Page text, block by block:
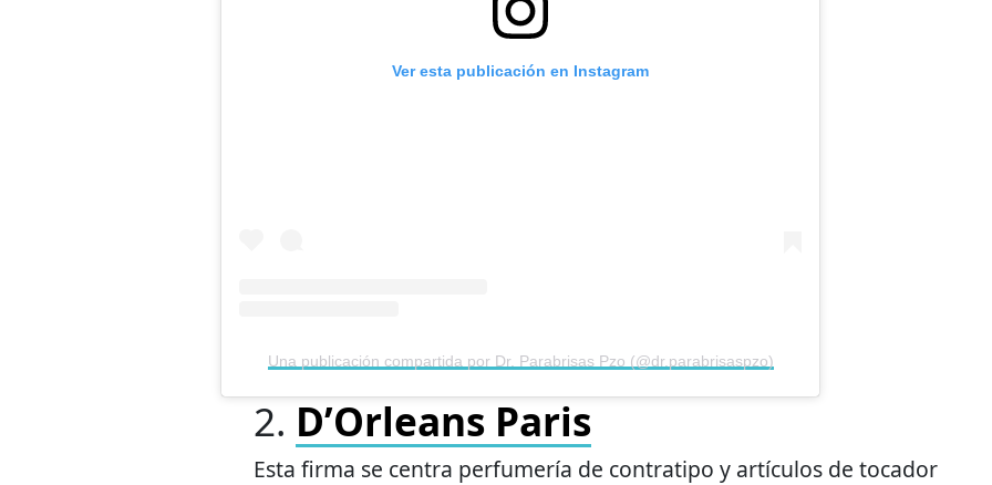
Ver esta publicación en Instagram
Una publicación compartida por Dr. Parabrisas Pzo (@dr.parabrisaspzo)
2. D’Orleans Paris
Esta firma se centra perfumería de contratipo y artículos de tocador